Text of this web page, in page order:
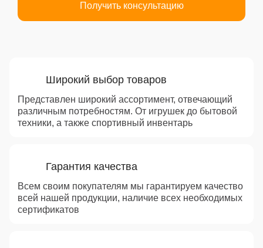
Получить консультацию
Широкий выбор товаров
Представлен широкий ассортимент, отвечающий
различным потребностям. От игрушек до бытовой
техники, а также спортивный инвентарь
Гарантия качества
Всем своим покупателям мы гарантируем качество
всей нашей продукции, наличие всех необходимых
сертификатов